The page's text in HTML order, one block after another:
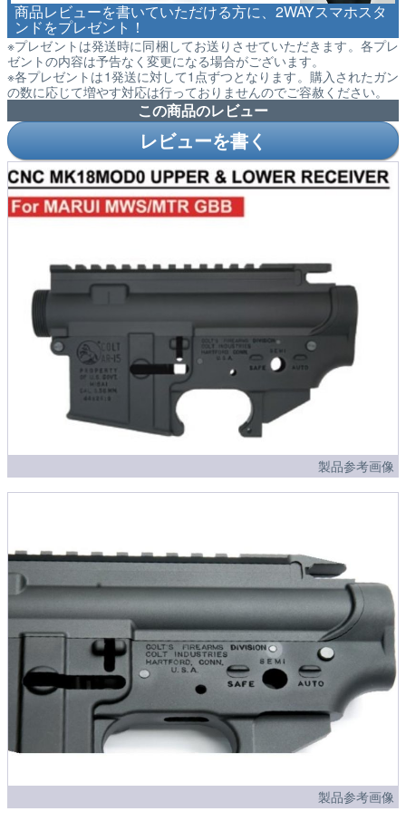
商品レビューを書いていただける方に、2WAYスマホスタ
ンドをプレゼント！
※プレゼントは発送時に同梱してお送りさせていただきます。各プレ
ゼントの内容は予告なく変更になる場合がございます。
※各プレゼントは1発送に対して1点ずつとなります。購入されたガン
の数に応じて増やす対応は行っておりませんのでご容赦ください。
この商品のレビュー
レビューを書く
製品参考画像
製品参考画像